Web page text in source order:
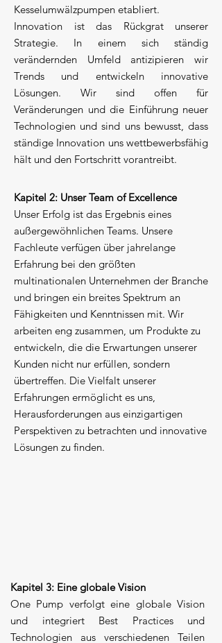
Kesselumwälzpumpen etabliert.
Innovation ist das Rückgrat unserer
Strategie. In einem sich ständig
verändernden Umfeld antizipieren wir
Trends und entwickeln innovative
Lösungen. Wir sind offen für
Veränderungen und die Einführung neuer
Technologien und sind uns bewusst, dass
ständige Innovation uns wettbewerbsfähig
hält und den Fortschritt vorantreibt.
Kapitel 2: Unser Team of Excellence
Unser Erfolg ist das Ergebnis eines
außergewöhnlichen Teams. Unsere
Fachleute verfügen über jahrelange
Erfahrung bei den größten
multinationalen Unternehmen der Branche
und bringen ein breites Spektrum an
Fähigkeiten und Kenntnissen mit. Wir
arbeiten eng zusammen, um Produkte zu
entwickeln, die die Erwartungen unserer
Kunden nicht nur erfüllen, sondern
übertreffen. Die Vielfalt unserer
Erfahrungen ermöglicht es uns,
Herausforderungen aus einzigartigen
Perspektiven zu betrachten und innovative
Lösungen zu finden.
Kapitel 3: Eine globale Vision
One Pump verfolgt eine globale Vision
und integriert Best Practices und
Technologien aus verschiedenen Teilen